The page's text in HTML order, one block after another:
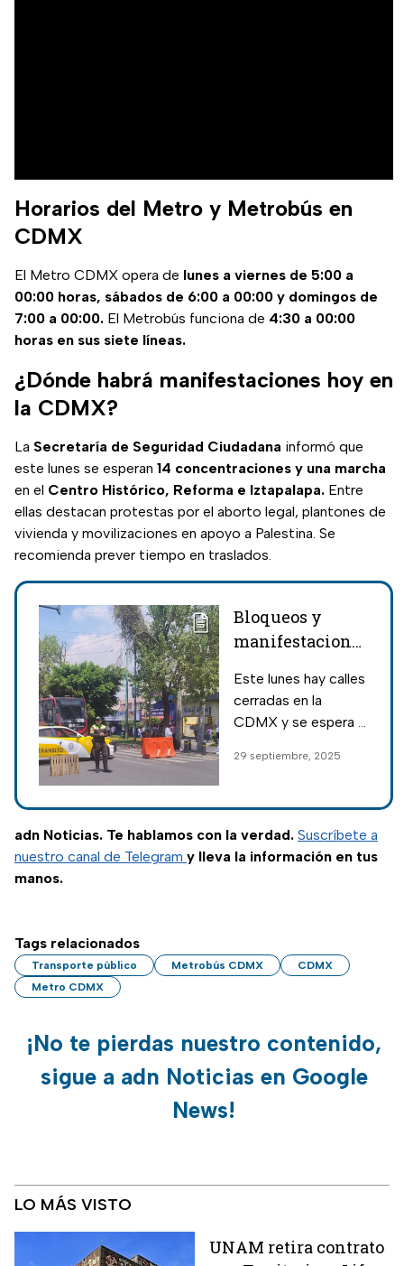
Horarios del Metro y Metrobús en
CDMX
El Metro CDMX opera de lunes a viernes de 5:00 a
00:00 horas, sábados de 6:00 a 00:00 y domingos de
7:00 a 00:00. El Metrobús funciona de 4:30 a 00:00
horas en sus siete líneas.
¿Dónde habrá manifestaciones hoy en
la CDMX?
La Secretaría de Seguridad Ciudadana informó que
este lunes se esperan 14 concentraciones y una marcha
en el Centro Histórico, Reforma e Iztapalapa. Entre
ellas destacan protestas por el aborto legal, plantones de
vivienda y movilizaciones en apoyo a Palestina. Se
recomienda prever tiempo en traslados.
Bloqueos y
manifestaciones
este 29 de
septiembre
semana
Este lunes hay calles
cerradas en la
CDMX y se espera el
marcha; bloqueos y
afectarán la
circulación vehicular.
29 septiembre, 2025
adn Noticias. Te hablamos con la verdad. Suscríbete a
nuestro canal de Telegram y lleva la información en tus
manos.
Tags relacionados
Transporte público Metrobús CDMX
CDMX
Metro CDMX
¡No te pierdas nuestro contenido,
sigue a adn Noticias en Google
News!
LO MÁS VISTO
UNAM retira contrato